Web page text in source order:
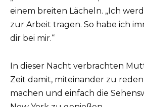
einem breiten Lächeln. „Ich
zur Arbeit tragen. So habe ich
dir bei mir.“
In dieser Nacht verbrachten
Zeit damit, miteinander zu
machen und einfach die